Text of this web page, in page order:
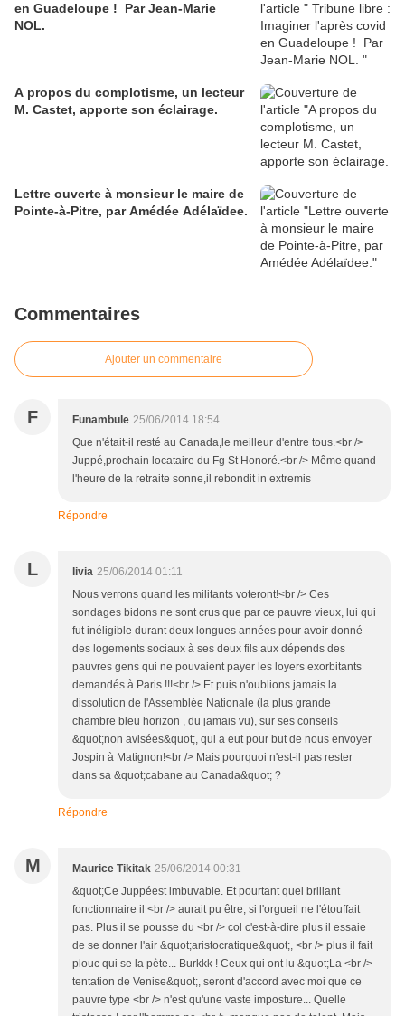
en Guadeloupe ! Par Jean-Marie
NOL.
A propos du complotisme, un lecteur
M. Castet, apporte son éclairage.
Lettre ouverte à monsieur le maire de
Pointe-à-Pitre, par Amédée Adélaïdee.
Commentaires
Ajouter un commentaire
F Funambule 25/06/2014 18:54
Que n'était-il resté au Canada,le meilleur d'entre tous.<br />
Juppé,prochain locataire du Fg St Honoré.<br /> Même quand
l'heure de la retraite sonne,il rebondit in extremis
Répondre
L livia 25/06/2014 01:11
Nous verrons quand les militants voteront!<br /> Ces
sondages bidons ne sont crus que par ce pauvre vieux, lui qui
fut inéligible durant deux longues années pour avoir donné
des logements sociaux à ses deux fils aux dépends des
pauvres gens qui ne pouvaient payer les loyers exorbitants
demandés à Paris !!!<br /> Et puis n'oublions jamais la
dissolution de l'Assemblée Nationale (la plus grande
chambre bleu horizon , du jamais vu), sur ses conseils
&quot;non avisées&quot;, qui a eut pour but de nous envoyer
Jospin à Matignon!<br /> Mais pourquoi n'est-il pas rester
dans sa &quot;cabane au Canada&quot; ?
Répondre
M Maurice Tikitak 25/06/2014 00:31
&quot;Ce Juppéest imbuvable. Et pourtant quel brillant
fonctionnaire il <br /> aurait pu être, si l'orgueil ne l'étouffait
pas. Plus il se pousse du <br /> col c'est-à-dire plus il essaie
de se donner l'air &quot;aristocratique&quot;, <br /> plus il fait
plouc qui se la pète... Burkkk ! Ceux qui ont lu &quot;La <br />
tentation de Venise&quot;, seront d'accord avec moi que ce
pauvre type <br /> n'est qu'une vaste imposture... Quelle